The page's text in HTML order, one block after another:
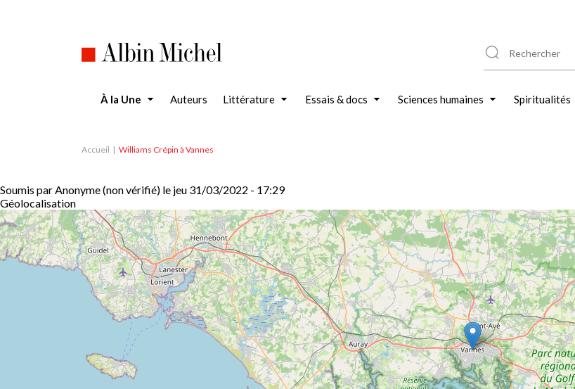
À la Une Auteurs Littérature Essais & docs Sciences humaines Spiritualités
Accueil Williams Crépin à Vannes
Soumis parAnonyme (non vérifié) le jeu 31/03/2022 - 17:29
Géolocalisation